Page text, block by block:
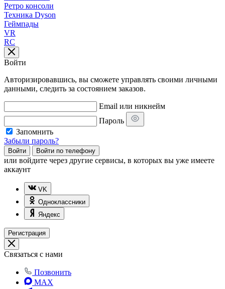
Ретро консоли
Техника Dyson
Геймпады
VR
RC
Войти
Авторизировавшись, вы сможете управлять своими личными
данными, следить за состоянием заказов.
Email или никнейм
Пароль
Запомнить
Забыли пароль?
Войти Войти по телефону
или войдите через другие сервисы, в которых вы уже имеете
аккаунт
VK
Одноклассники
Яндекс
Регистрация
Связаться с нами
Позвонить
MAX